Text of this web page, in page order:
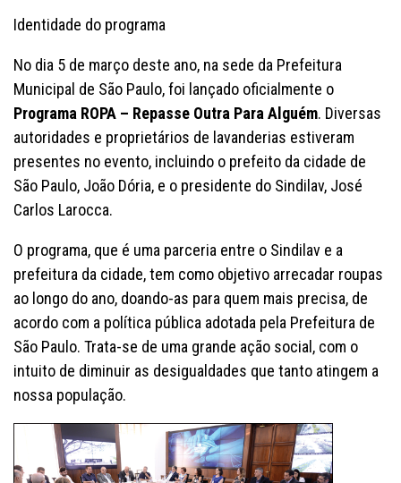
Identidade do programa
No dia 5 de março deste ano, na sede da Prefeitura
Municipal de São Paulo, foi lançado oficialmente o
Programa ROPA – Repasse Outra Para Alguém. Diversas
autoridades e proprietários de lavanderias estiveram
presentes no evento, incluindo o prefeito da cidade de
São Paulo, João Dória, e o presidente do Sindilav, José
Carlos Larocca.
O programa, que é uma parceria entre o Sindilav e a
prefeitura da cidade, tem como objetivo arrecadar roupas
ao longo do ano, doando-as para quem mais precisa, de
acordo com a política pública adotada pela Prefeitura de
São Paulo. Trata-se de uma grande ação social, com o
intuito de diminuir as desigualdades que tanto atingem a
nossa população.